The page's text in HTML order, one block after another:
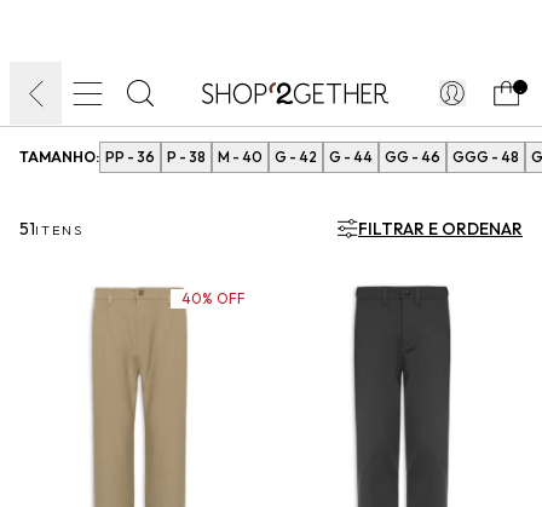
TAMANHO: PP - 36 P - 38 M - 40 G - 42 G - 44 GG - 46 GGG - 48
51ITENS FILTRAR E ORDENAR
40% OFF